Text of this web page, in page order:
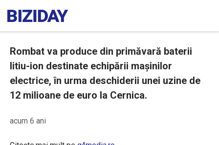
Rombat va produce din primăvară baterii
litiu-ion destinate echipării mașinilor
electrice, în urma deschiderii unei uzine de
12 milioane de euro la Cernica.
acum 6 ani